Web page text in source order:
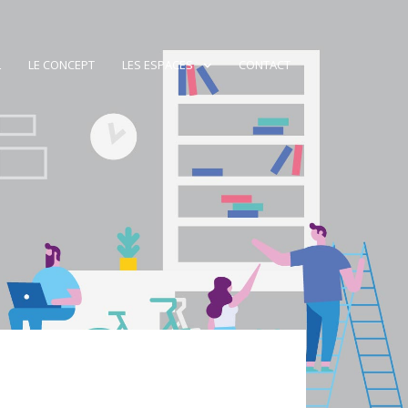
LE CONCEPT LES ESPACES CONTACT